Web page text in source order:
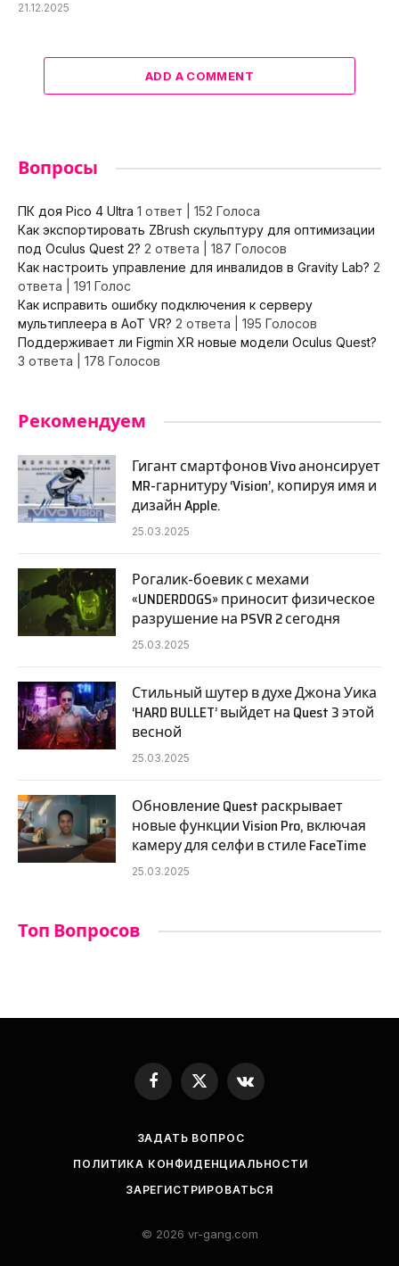
21.12.2025
ADD A COMMENT
Вопросы
ПК доя Pico 4 Ultra 1 ответ
152 Голоса
Как экспортировать ZBrush скульптуру для оптимизации
под Oculus Quest 2? 2 ответа
187 Голосов
Как настроить управление для инвалидов в Gravity Lab? 2
ответа
191 Голос
Как исправить ошибку подключения к серверу
мультиплеера в AoT VR? 2 ответа
195 Голосов
Поддерживает ли Figmin XR новые модели Oculus Quest?
3 ответа
178 Голосов
Рекомендуем
Гигант смартфонов Vivo анонсирует
MR-гарнитуру ‘Vision’, копируя имя и
дизайн Apple.
25.03.2025
Рогалик-боевик с мехами
«UNDERDOGS» приносит физическое
разрушение на PSVR 2 сегодня
25.03.2025
Стильный шутер в духе Джона Уика
‘HARD BULLET’ выйдет на Quest 3 этой
весной
25.03.2025
Обновление Quest раскрывает
новые функции Vision Pro, включая
камеру для селфи в стиле FaceTime
25.03.2025
Топ Вопросов
Facebook
X
(Twitter)
VKontakte
ЗАДАТЬ ВОПРОС
ПОЛИТИКА КОНФИДЕНЦИАЛЬНОСТИ
ЗАРЕГИСТРИРОВАТЬСЯ
© 2026 vr-gang.com